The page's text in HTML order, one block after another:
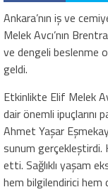
Ankara’nın iş ve
Melek Avcı’nın
ve dengeli beslenme
geldi.
Etkinlikte Elif Melek
dair önemli ipuçlarını
Ahmet Yaşar
sunum gerçekleştirdi.
etti. Sağlıklı yaşam
hem bilgilendirici hem